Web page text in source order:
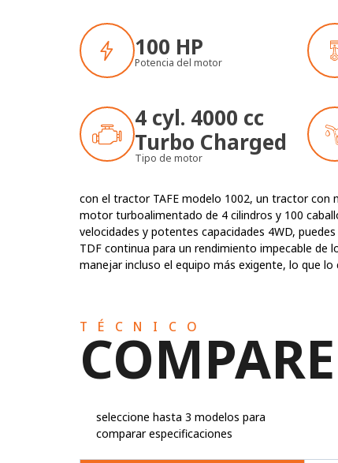
100 HP
Potencia del motor
4 cyl. 4000 cc
Turbo Charged
Tipo de motor
con el tractor TAFE modelo 1002, un tractor con
motor turboalimentado de 4 cilindros y 100
velocidades y potentes capacidades 4WD,
TDF continua para un rendimiento impecable de
manejar incluso el equipo más exigente, lo que
TÉCNICO
seleccione hasta 3 modelos para
comparar especificaciones